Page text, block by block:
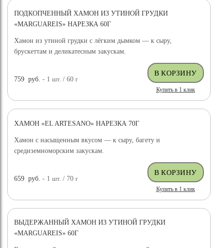
ПОДКОПЧЕННЫЙ ХАМОН ИЗ УТИНОЙ ГРУДКИ
«MARGUAREIS» НАРЕЗКА 60Г
Хамон из утиной грудки с лёгким дымком — к сыру,
брускеттам и деликатесным закускам.
759 руб. - 1шт. / 60г
Купить в 1 клик
ХАМОН «EL ARTESANO» НАРЕЗКА 70Г
Хамон с насыщенным вкусом — к сыру, багету и
средиземноморским закускам.
659 руб. - 1шт. / 70г
Купить в 1 клик
ВЫДЕРЖАННЫЙ ХАМОН ИЗ УТИНОЙ ГРУДКИ
«MARGUAREIS» 60Г